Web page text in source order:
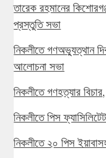
তারেক রহমানের
প্রস্তুতি সভা
নিকলীতে গণঅভ্যুত্থান
আলোচনা সভা
নিকলীতে গণহত্যার
নিকলীতে পিস
নিকলীতে ২০ পিস